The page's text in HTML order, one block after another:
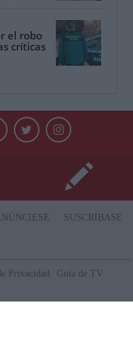
el robo
críticas
SUSCRÍBASE
Privacidad
Guía de TV